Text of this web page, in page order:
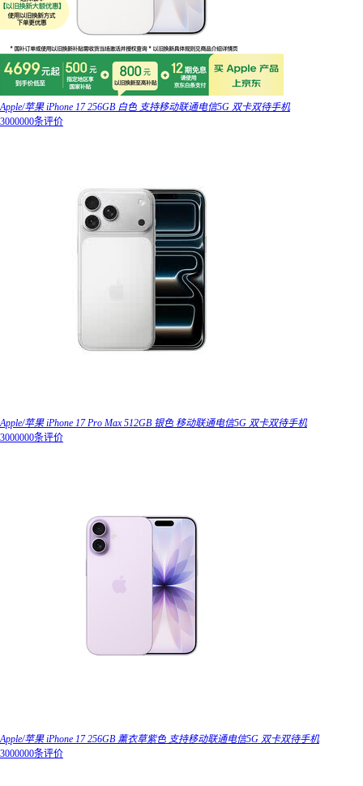
Apple/苹果 iPhone 17 256GB 白色 支持移动联通电信5G 双卡双待手机
3000000条评价
Apple/苹果 iPhone 17 Pro Max 512GB 银色 移动联通电信5G 双卡双待手机
3000000条评价
Apple/苹果 iPhone 17 256GB 薰衣草紫色 支持移动联通电信5G 双卡双待手机
3000000条评价